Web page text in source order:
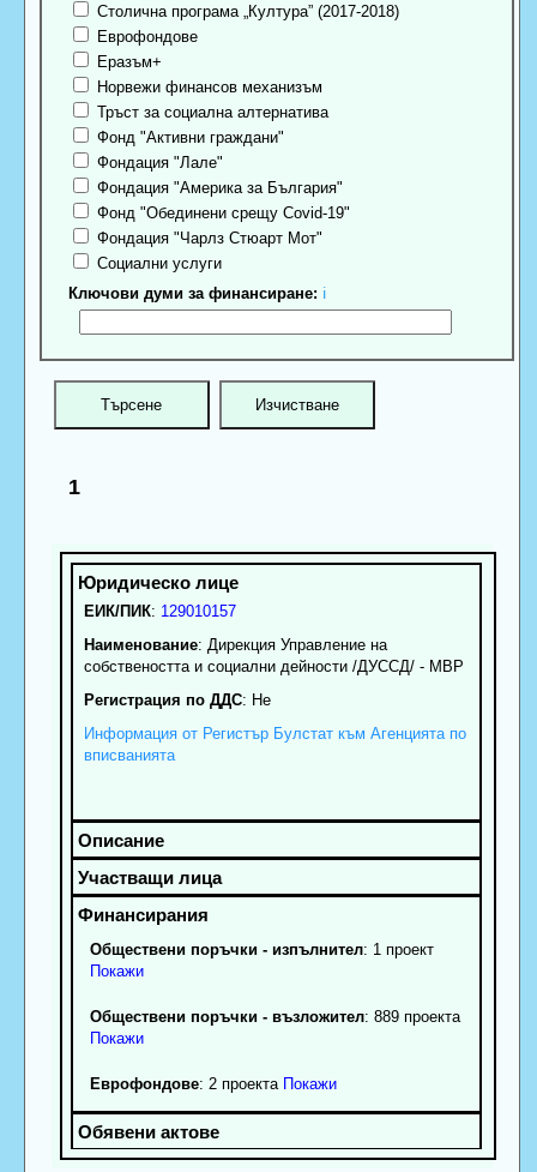
Столична програма „Култура” (2017-2018)
Еврофондове
Еразъм+
Норвежи финансов механизъм
Тръст за социална алтернатива
Фонд "Активни граждани"
Фондация "Лале"
Фондация "Америка за България"
Фонд "Обединени срещу Covid-19"
Фондация "Чарлз Стюарт Мот"
Социални услуги
Ключови думи за финансиране: ℹ
1
ЕИК/ПИК: 129010157
Наименование: Дирекция Управление на
собствеността и социални дейности /ДУССД/ - МВР
Регистрация по ДДС: Нe
Информация от Регистър Булстат към Агенцията по
вписванията
Обществени поръчки - изпълнител: 1 проект
Покажи
Обществени поръчки - възложител: 889 проекта
Покажи
Еврофондове: 2 проекта Покажи